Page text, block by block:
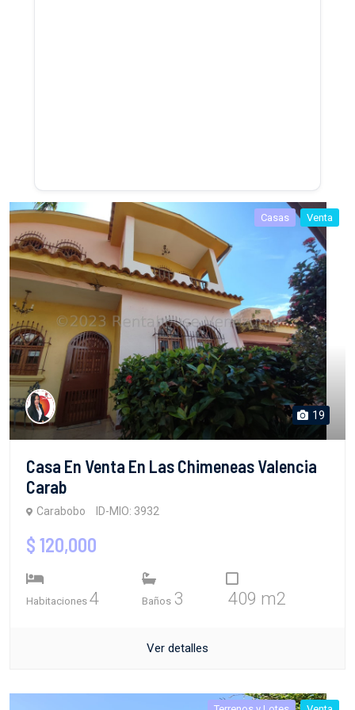
Casas Venta
19
Casa En Venta En Las Chimeneas Valencia
Carab
Carabobo ID-MIO: 3932
$ 120,000
Habitaciones 4 Baños 3 409 m2
Ver detalles